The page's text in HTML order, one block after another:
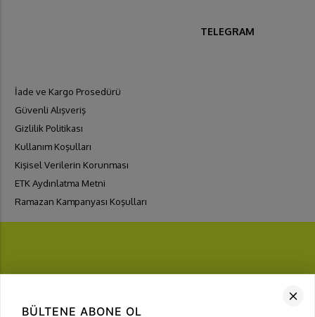
TELEGRAM
İade ve Kargo Prosedürü
Güvenli Alışveriş
Gizlilik Politikası
Kullanım Koşulları
Kişisel Verilerin Korunması
ETK Aydınlatma Metni
Ramazan Kampanyası Koşulları
FIRSATLARI YAKALA
BÜLTENE ABONE OL